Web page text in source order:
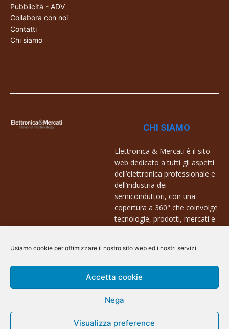
Usiamo cookie per ottimizzare il nostro sito web ed i nostri servizi.
Accetta cookie
Nega
Visualizza preference
Pubblicità - ADV
Collabora con noi
Contatti
Chi siamo
CHI SIAMO
Elettronica & Mercati è il sito
web dedicato a tutti gli aspetti
dell’elettronica professionale e
dell’industria dei
semiconduttori, con una
copertura a 360° che coinvolge
tecnologie, prodotti, mercati e
Contatti:
info@arscommunication.it
@ArsCommunication 2023